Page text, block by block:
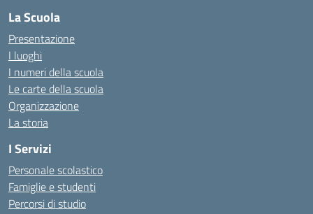
La Scuola
Presentazione
I luoghi
I numeri della scuola
Le carte della scuola
Organizzazione
La storia
I Servizi
Personale scolastico
Famiglie e studenti
Percorsi di studio